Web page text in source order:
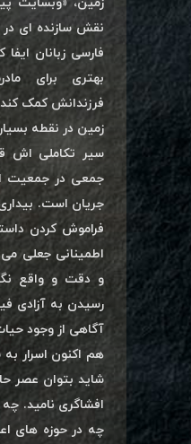
نقش سازنده ای در
فارسی زبانان
بهتری برای
فرزندانش کمک
زمین در نقطه
سیر تکاملی اش
جمعی در جمعیت
جریان است. بیداری
فراموش کردن
اطمینانی جعلی
و دقت و واقع
رسیدن به آزادی
آگاهی از وجود
هم اکنون اسرار
شاید بتوان عصر
افشاگری نامید.
چه در حوزه های